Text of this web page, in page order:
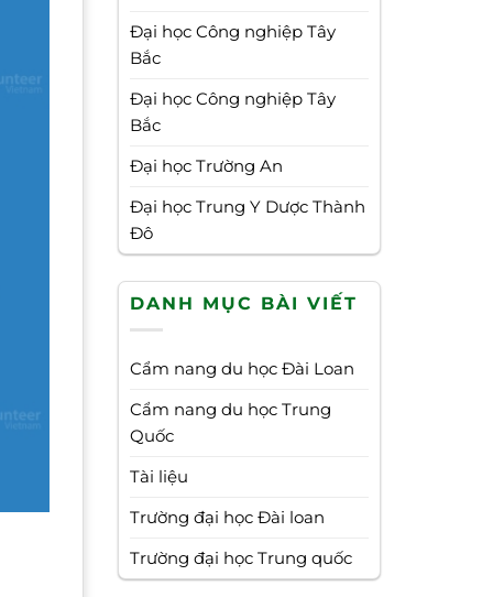
Đại học Công nghiệp Tây
Bắc
Đại học Công nghiệp Tây
Bắc
Đại học Trường An
Đại học Trung Y Dược Thành
Đô
DANH MỤC BÀI VIẾT
Cẩm nang du học Đài Loan
Cẩm nang du học Trung
Quốc
Tài liệu
Trường đại học Đài loan
Trường đại học Trung quốc